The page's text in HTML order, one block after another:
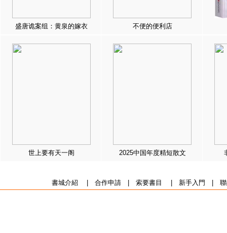
盛唐诡案组：黄泉的嫁衣 不便的便利店
世上要有天一阁 2025中国年度精短散文
書城介紹 合作申請| 索要書目 新手入門